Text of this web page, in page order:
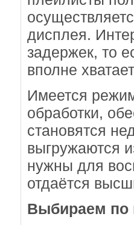
дисплея.
задержек, то
вполне
Имеется
обработки,
становятся
выгружаются
нужны для
отдаётся
Выбираем по